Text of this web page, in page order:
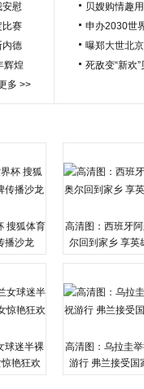
安慰
比赛
内德
辉煌
多 >>
贝嫂购情趣
申办2030世
曝郑大世北
死敌变“新欢
搜狐体育
播沙龙
高清图：西班牙
尔回到家乡 享英
球迷半裸
艳狂欢
高清图：乌拉圭
游行 弗兰接受国